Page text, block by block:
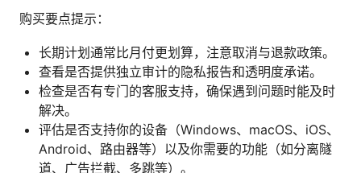
购买要点提示：
长期计划通常比月付更划算，注意取消与退款政策。
查看是否提供独立审计的隐私报告和透明度承诺。
检查是否有专门的客服支持，确保遇到问题时能及时
解决。
评估是否支持你的设备（Windows、macOS、iOS、
Android、路由器等）以及你需要的功能（如分离隧
道、广告拦截、多跳等）。